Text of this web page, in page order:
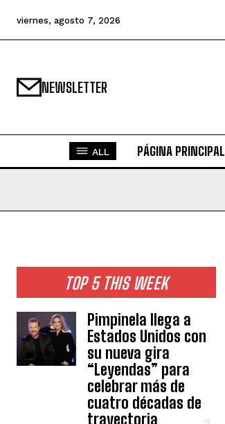
viernes, agosto 7, 2026
NEWSLETTER
ALL PÁGINA PRINCIPAL
TOP 5 THIS WEEK
Pimpinela llega a
Estados Unidos con
su nueva gira
“Leyendas” para
celebrar más de
cuatro décadas de
trayectoria